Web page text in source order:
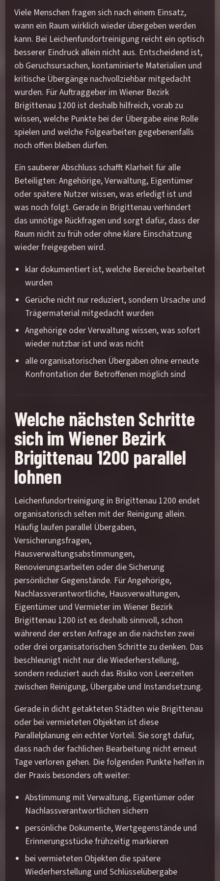
Viele Menschen fragen sich nach einem Einsatz,
wann ein Raum wirklich wieder übergeben werden
kann. Bei Leichenfundortreinigung reicht ein optisch
besserer Eindruck allein nicht aus. Entscheidend ist,
ob Geruchsursachen, kontaminierte Materialien und
kritische Übergänge nachvollziehbar mitgedacht
wurden. Für Auftraggeber im Wiener Bezirk
Brigittenau 1200 ist deshalb hilfreich, vorab zu
wissen, welche Punkte bei der Übergabe eine Rolle
spielen und welche Folgearbeiten gegebenenfalls
noch offen bleiben dürfen.
Ein sauberer Abschluss schafft Klarheit für alle
Beteiligten: Angehörige, Verwaltung, Eigentümer
oder spätere Nutzer wissen, was erledigt ist und
was noch folgt. Gerade in Brigittenau verhindert
das unnötige Rückfragen und sorgt dafür, dass der
Raum nicht zu früh oder ohne klare Einschätzung
wieder freigegeben wird.
klar dokumentiert ist, welche Bereiche bearbeitet
wurden
Gerüche nicht nur reduziert, sondern Ursache und
Trägermaterial mitgedacht wurden
Angehörige oder Verwaltung wissen, was sofort
wieder nutzbar ist und was nicht
alle organisatorischen Übergaben ohne erneute
Konfrontation der Betroffenen möglich sind
Welche nächsten Schritte
sich im Wiener Bezirk
Brigittenau 1200 parallel
lohnen
Leichenfundortreinigung in Brigittenau 1200 endet
organisatorisch selten mit der Reinigung allein.
Häufig laufen parallel Übergaben,
Versicherungsfragen,
Hausverwaltungsabstimmungen,
Renovierungsarbeiten oder die Sicherung
persönlicher Gegenstände. Für Angehörige,
Nachlassverantwortliche, Hausverwaltungen,
Eigentümer und Vermieter im Wiener Bezirk
Brigittenau 1200 ist es deshalb sinnvoll, schon
während der ersten Anfrage an die nächsten zwei
oder drei organisatorischen Schritte zu denken. Das
beschleunigt nicht nur die Wiederherstellung,
sondern reduziert auch das Risiko von Leerzeiten
zwischen Reinigung, Übergabe und Instandsetzung.
Gerade in dicht getakteten Städten wie Brigittenau
oder bei vermieteten Objekten ist diese
Parallelplanung ein echter Vorteil. Sie sorgt dafür,
dass nach der fachlichen Bearbeitung nicht erneut
Tage verloren gehen. Die folgenden Punkte helfen in
der Praxis besonders oft weiter:
Abstimmung mit Verwaltung, Eigentümer oder
Nachlassverantwortlichen sichern
persönliche Dokumente, Wertgegenstände und
Erinnerungsstücke frühzeitig markieren
bei vermieteten Objekten die spätere
Wiederherstellung und Schlüsselübergabe